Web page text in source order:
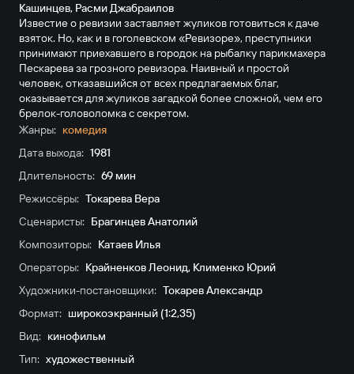
Кашинцев, Расми Джабраилов
Известие о ревизии заставляет жуликов готовиться к даче
взяток. Но, как и в гоголевском «Ревизоре», преступники
принимают приехавшего в городок на рыбалку парикмахера
Пескарева за грозного ревизора. Наивный и простой
человек, отказавшийся от всех предлагаемых благ,
оказывается для жуликов загадкой более сложной, чем его
брелок-головоломка с секретом.
Жанры: комедия
Дата выхода: 1981
Длительность: 69 мин
Режиссёры: Токарева Вера
Сценаристы: Брагинцев Анатолий
Композиторы: Катаев Илья
Операторы: Крайненков Леонид, Клименко Юрий
Художники-постановщики: Токарев Александр
Формат: широкоэкранный (1:2,35)
Вид: кинофильм
Тип: художественный